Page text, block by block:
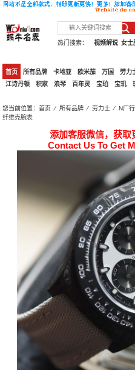
热门搜索： 女士
视频解说
首页 所有品牌 卡地亚 欧米茄 万国 劳力
江诗丹顿
积家 浪琴 百年灵 宝珀 宝玑
您当前位置：首页 ⁄所有品牌 ⁄劳力士 ⁄ N厂
纤维壳腕表
添加客服微信，获取
Contact Us To Get